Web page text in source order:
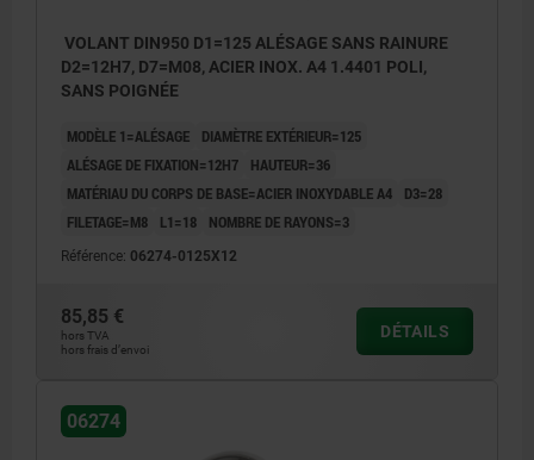
VOLANT DIN950 D1=125 ALÉSAGE SANS RAINURE
D2=12H7, D7=M08, ACIER INOX. A4 1.4401 POLI,
SANS POIGNÉE
MODÈLE 1=ALÉSAGE
DIAMÈTRE EXTÉRIEUR=125
ALÉSAGE DE FIXATION=12H7
HAUTEUR=36
MATÉRIAU DU CORPS DE BASE=ACIER INOXYDABLE A4
D3=28
FILETAGE=M8
L1=18 NOMBRE DE RAYONS=3
Référence: 06274-0125X12
85,85 €
hors TVA
hors frais d’envoi
DÉTAILS
06274